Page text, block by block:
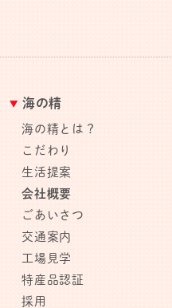
海の精
海の精とは？
こだわり
生活提案
会社概要
ごあいさつ
交通案内
工場見学
特産品認証
採用